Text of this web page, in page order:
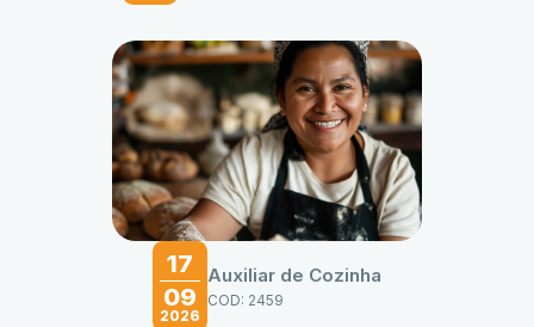
17
09
2026
Auxiliar de Cozinha
COD: 2459